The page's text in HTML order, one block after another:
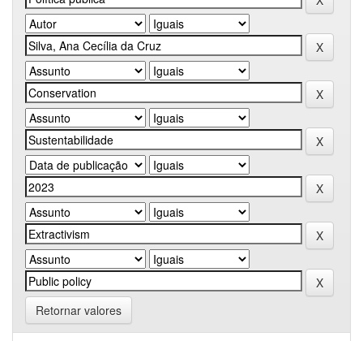
Retornar valores